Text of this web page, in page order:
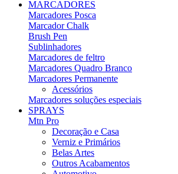
MARCADORES
Marcadores Posca
Marcador Chalk
Brush Pen
Sublinhadores
Marcadores de feltro
Marcadores Quadro Branco
Marcadores Permanente
Acessórios
Marcadores soluções especiais
SPRAYS
Mtn Pro
Decoração e Casa
Verniz e Primários
Belas Artes
Outros Acabamentos